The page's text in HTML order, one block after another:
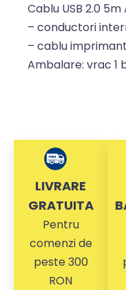
Cablu USB 2.0
– conductori
– cablu
Ambalare: vrac 1
LIVRARE
GRATUITA
Pentru
comenzi de
peste 300
RON